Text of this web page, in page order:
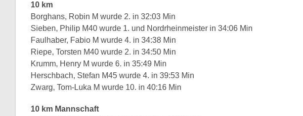
10 km
Borghans, Robin M wurde 2. in 32:03 Min
Sieben, Philip M40 wurde 1. und Nordrheinmeister in 34:06 Min
Faulhaber, Fabio M wurde 4. in 34:38 Min
Riepe, Torsten M40 wurde 2. in 34:50 Min
Krumm, Henry M wurde 6. in 35:49 Min
Herschbach, Stefan M45 wurde 4. in 39:53 Min
Zwarg, Tom-Luka M wurde 10. in 40:16 Min
10 km Mannschaft